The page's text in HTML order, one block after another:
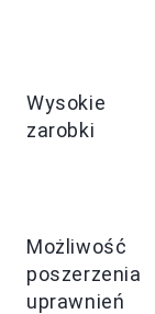
Wysokie
zarobki
Możliwość
poszerzenia
uprawnień